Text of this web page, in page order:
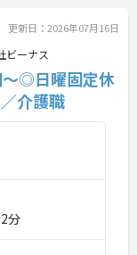
で
を築
る環
で
な
職場
あ
キル
が
角的
。
、
更新日：2026年07月16日
ビーナス
～◎日曜固定休
介護職
分